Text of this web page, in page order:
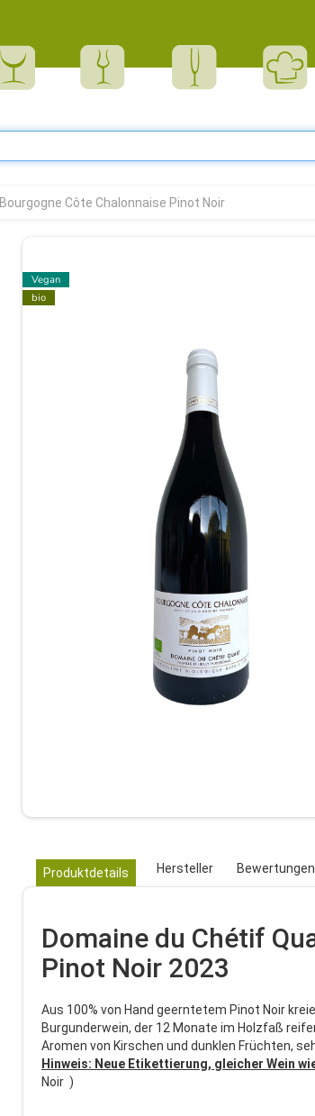
Bourgogne Côte Chalonnaise Pinot Noir
Vegan
bio
Produktdetails Hersteller
Domaine du Chétif
Pinot Noir 2023
Aus 100% von Hand geerntetem Pinot Noir
Burgunderwein, der 12 Monate im Holzfaß
Aromen von Kirschen und dunklen Früchten,
Hinweis: Neue Etikettierung, gleicher Wein
Noir )